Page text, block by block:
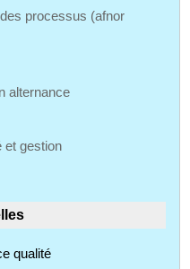
processus (afnor
alternance
et gestion
qualité